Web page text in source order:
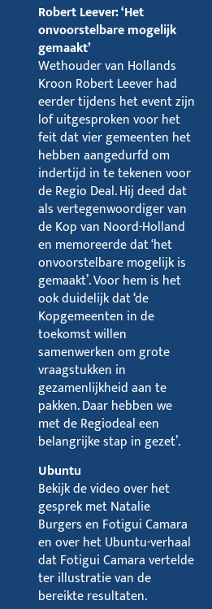
Robert Leever: ‘Het
onvoorstelbare mogelijk
gemaakt’
Wethouder van Hollands
Kroon Robert Leever had
eerder tijdens het event zijn
lof uitgesproken voor het
feit dat vier gemeenten het
hebben aangedurfd om
indertijd in te tekenen voor
de Regio Deal. Hij deed dat
als vertegenwoordiger van
de Kop van Noord-Holland
en memoreerde dat ‘het
onvoorstelbare mogelijk is
gemaakt’. Voor hem is het
ook duidelijk dat ‘de
Kopgemeenten in de
toekomst willen
samenwerken om grote
vraagstukken in
gezamenlijkheid aan te
pakken. Daar hebben we
met de Regiodeal een
belangrijke stap in gezet’.
Ubuntu
Bekijk de video over het
gesprek met Natalie
Burgers en Fotigui Camara
en over het Ubuntu-verhaal
dat Fotigui Camara vertelde
ter illustratie van de
bereikte resultaten.